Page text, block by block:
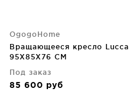
OgogoHome
Вращающееся кресло Lucca
95X85X76 CM
Под заказ
85 600 руб